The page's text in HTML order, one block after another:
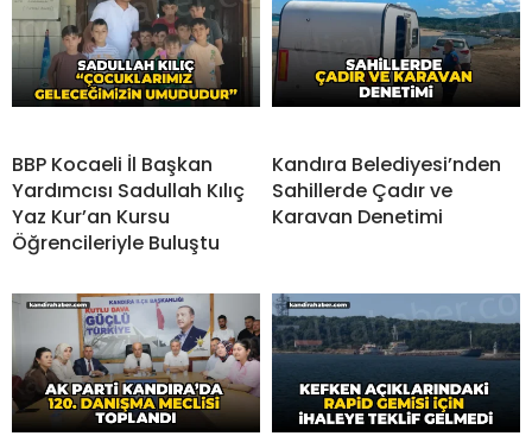
BBP Kocaeli İl Başkan
Yardımcısı Sadullah Kılıç
Yaz Kur’an Kursu
Öğrencileriyle Buluştu
Kandıra Belediyesi’nden
Sahillerde Çadır ve
Karavan Denetimi